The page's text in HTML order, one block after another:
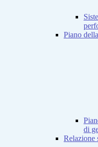
Piano
di
Relazione